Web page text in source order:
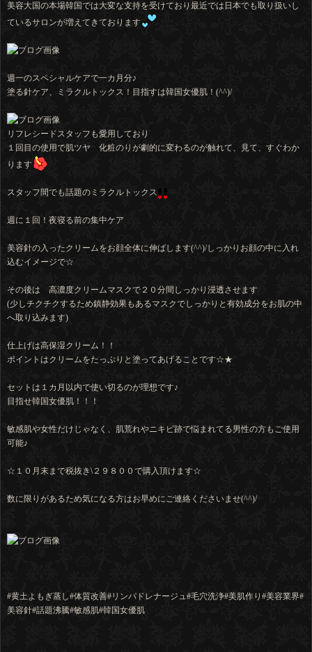
美容大国の本場韓国では大変な支持を受けており最近では日本でも取り扱いし
ているサロンが増えてきております
週一のスペシャルケアで一カ月分♪
塗る針ケア、ミラクルトックス！目指すは韓国女優肌！(^^)/
リフレシードスタッフも愛用しており
１回目の使用で肌ツヤ 化粧のりが劇的に変わるのが触れて、見て、すぐわか
ります
スタッフ間でも話題のミラクルトックス
週に１回！夜寝る前の集中ケア
美容針の入ったクリームをお顔全体に伸ばします(^^)/しっかりお顔の中に入れ
込むイメージで☆
その後は 高濃度クリームマスクで２０分間しっかり浸透させます
(少しチクチクするため鎮静効果もあるマスクでしっかりと有効成分をお肌の中
へ取り込みます)
仕上げは高保湿クリーム！！
ポイントはクリームをたっぷりと塗ってあげることです☆★
セットは１カ月以内で使い切るのが理想です♪
目指せ韓国女優肌！！！
敏感肌や女性だけじゃなく、肌荒れやニキビ跡で悩まれてる男性の方もご使用
可能♪
☆１０月末まで税抜き\２９８００で購入頂けます☆
数に限りがあるため気になる方はお早めにご連絡くださいませ(^^)/
#黄土よもぎ蒸し#体質改善#リンパドレナージュ#毛穴洗浄#美肌作り #美容業界#
美容針#話題沸騰#敏感肌#韓国女優肌